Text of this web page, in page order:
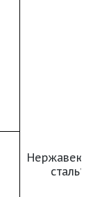
сталь*